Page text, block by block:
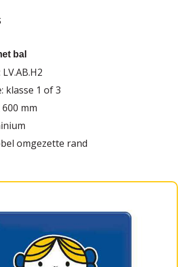
bal
klasse 1 of 3
mm
omgezette rand